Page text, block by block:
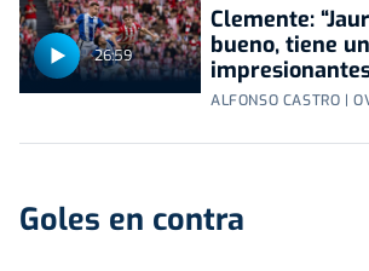
26:59
Clemente:
bueno, tiene
ALFONSO CASTRO |
Goles en contra